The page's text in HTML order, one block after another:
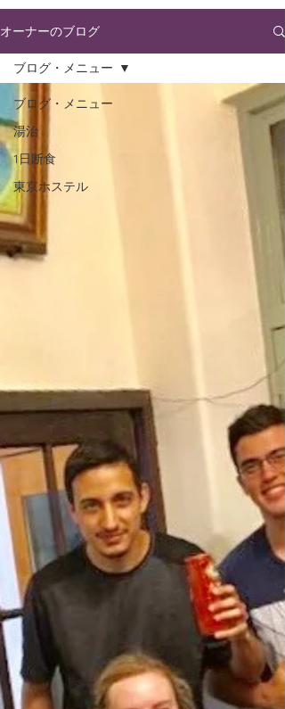
オーナーのブログ
ブログ・メニュー
湯治
1日断食
東京ホステル
ブログ・メニュー